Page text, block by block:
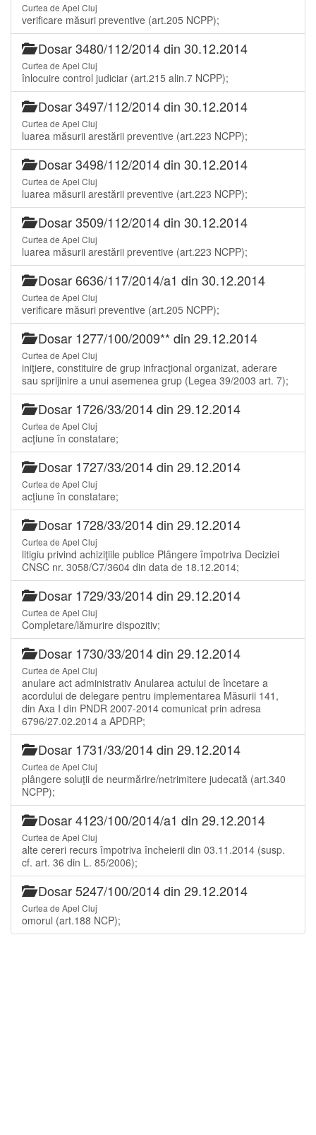
Curtea de Apel Cluj
verificare măsuri preventive (art.205 NCPP);
Dosar 3480/112/2014 din 30.12.2014
Curtea de Apel Cluj
înlocuire control judiciar (art.215 alin.7 NCPP);
Dosar 3497/112/2014 din 30.12.2014
Curtea de Apel Cluj
luarea măsurii arestării preventive (art.223 NCPP);
Dosar 3498/112/2014 din 30.12.2014
Curtea de Apel Cluj
luarea măsurii arestării preventive (art.223 NCPP);
Dosar 3509/112/2014 din 30.12.2014
Curtea de Apel Cluj
luarea măsurii arestării preventive (art.223 NCPP);
Dosar 6636/117/2014/a1 din 30.12.2014
Curtea de Apel Cluj
verificare măsuri preventive (art.205 NCPP);
Dosar 1277/100/2009** din 29.12.2014
Curtea de Apel Cluj
iniţiere, constituire de grup infracţional organizat, aderare
sau sprijinire a unui asemenea grup (Legea 39/2003 art. 7);
Dosar 1726/33/2014 din 29.12.2014
Curtea de Apel Cluj
acţiune în constatare;
Dosar 1727/33/2014 din 29.12.2014
Curtea de Apel Cluj
acţiune în constatare;
Dosar 1728/33/2014 din 29.12.2014
Curtea de Apel Cluj
litigiu privind achiziţiile publice Plângere împotriva Deciziei
CNSC nr. 3058/C7/3604 din data de 18.12.2014;
Dosar 1729/33/2014 din 29.12.2014
Curtea de Apel Cluj
Completare/lămurire dispozitiv;
Dosar 1730/33/2014 din 29.12.2014
Curtea de Apel Cluj
anulare act administrativ Anularea actului de încetare a
acordului de delegare pentru implementarea Măsurii 141,
din Axa I din PNDR 2007-2014 comunicat prin adresa
6796/27.02.2014 a APDRP;
Dosar 1731/33/2014 din 29.12.2014
Curtea de Apel Cluj
plângere soluţii de neurmărire/netrimitere judecată (art.340
NCPP);
Dosar 4123/100/2014/a1 din 29.12.2014
Curtea de Apel Cluj
alte cereri recurs împotriva încheierii din 03.11.2014 (susp.
cf. art. 36 din L. 85/2006);
Dosar 5247/100/2014 din 29.12.2014
Curtea de Apel Cluj
omorul (art.188 NCP);